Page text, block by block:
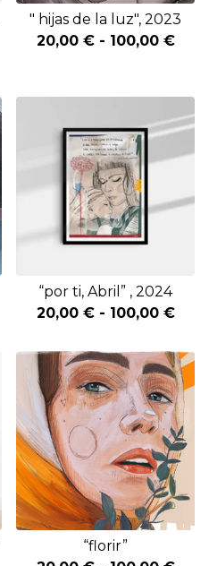
" hijas de la luz", 2023
20,00 €- 100,00 €
“por ti, Abril” , 2024
20,00 €- 100,00 €
“florir”